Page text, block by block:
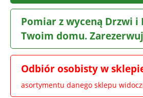
Pomiar z wyceną Drzwi i
Twoim domu.
Odbiór osobisty w
asortymentu danego sklepu